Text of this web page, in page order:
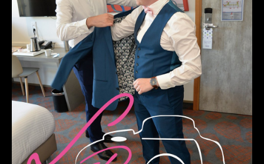
Enfants
les 8 – 17 ans
Au Feminin
Le 8 décembre Lyon
Carnaval d’Annecy
Macro
Reportages / Nature morte